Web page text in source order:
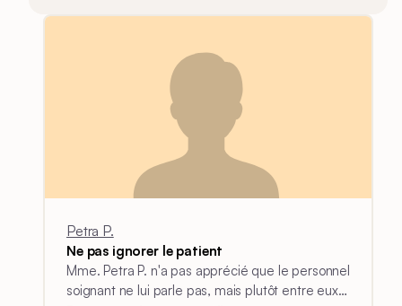
Petra P.
Ne pas ignorer le patient
Mme. Petra P. n'a pas apprécié que le personnel
soignant ne lui parle pas, mais plutôt entre eux